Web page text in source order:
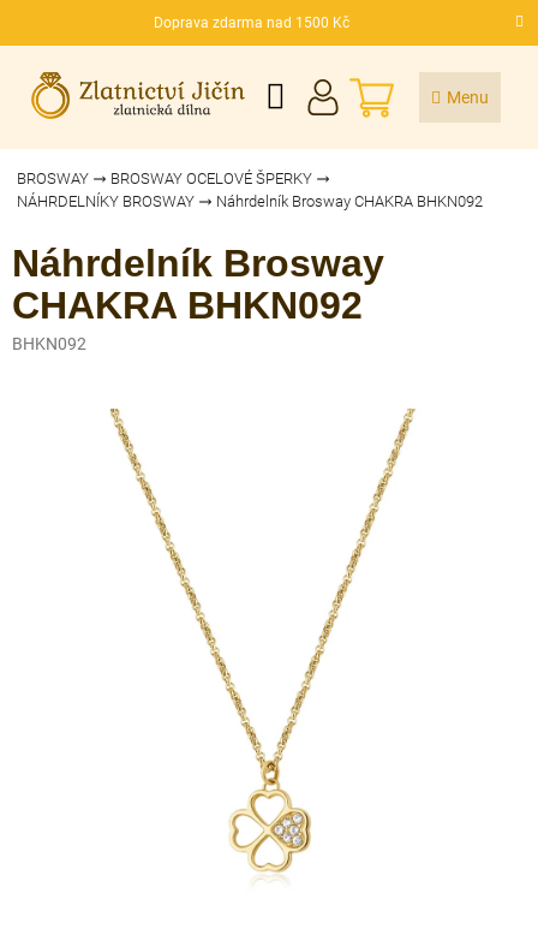
Doprava zdarma nad 1500 Kč
CZK
NÁKUPNÍ
KOŠÍK
BROSWAY
BROSWAY OCELOVÉ ŠPERKY
NÁHRDELNÍKY BROSWAY
Náhrdelník Brosway CHAKRA BHKN092
Náhrdelník Brosway
CHAKRA BHKN092
BHKN092